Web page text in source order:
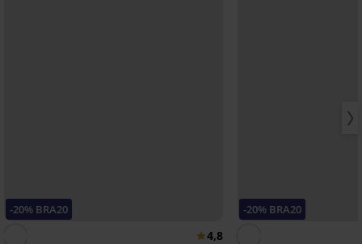
-20% BRA20
4,8
-20% BRA20